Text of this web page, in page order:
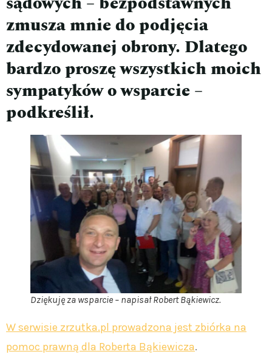
zmusza mnie do podjęcia
zdecydowanej obrony. Dlatego
bardzo proszę wszystkich moich
sympatyków o wsparcie –
podkreślił.
Dziękuję za wsparcie – napisał Robert Bąkiewicz.
W serwisie zrzutka.pl prowadzona jest zbiórka na
pomoc prawną dla Roberta Bąkiewicza.